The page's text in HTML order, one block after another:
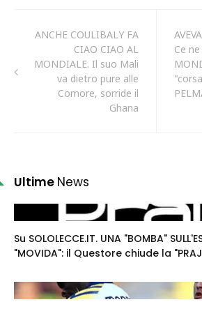
ANCHE COULIBALY FA
CIAO CIAO AL
MONDIALE. Il suo Mali
va dietro pure alle
Comore, sorride il
Ghana
Ce
Ultime News
Su SOLOLECCE.IT. UNA "BOMBA"
"MOVIDA": il Questore chiude la